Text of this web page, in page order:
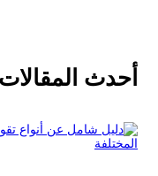
أحدث المقالات